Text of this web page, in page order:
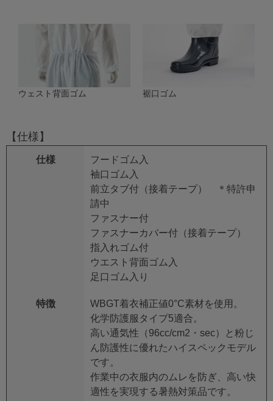
ウェスト背面ゴム 裾口ゴム
【仕様】
仕様
フードゴム入
袖口ゴム入
前立タブ付（接着テープ） ＊特許申
請中
ファスナー付
ファスナーカバー付（接着テープ）
指入れゴム付
ウエスト背面ゴム入
足口ゴム入り
特徴
WBGT着衣補正値0°C素材を使用。
化学防護服タイプ5適合。
高い通気性（96cc/cm2・sec）と粉じ
ん防護性に優れたハイスペックモデル
です。
作業中の衣服内のムレを防ぎ、高い快
適性を実現する暑熱対策品です。